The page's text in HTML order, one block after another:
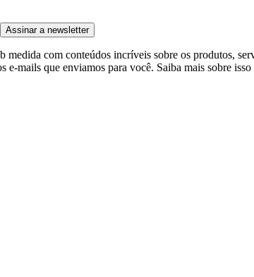
Assinar a newsletter
medida com conteúdos incríveis sobre os produtos,
e-mails que enviamos para você. Saiba mais sobre